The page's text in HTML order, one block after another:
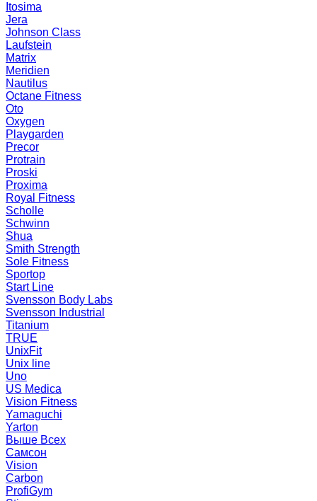
Itosima
Jera
Johnson Class
Laufstein
Matrix
Meridien
Nautilus
Octane Fitness
Oto
Oxygen
Playgarden
Precor
Protrain
Proski
Proxima
Royal Fitness
Scholle
Schwinn
Shua
Smith Strength
Sole Fitness
Sportop
Start Line
Svensson Body Labs
Svensson Industrial
Titanium
TRUE
UnixFit
Unix line
Uno
US Medica
Vision Fitness
Yamaguchi
Yarton
Выше Всех
Самсон
Vision
Carbon
ProfiGym